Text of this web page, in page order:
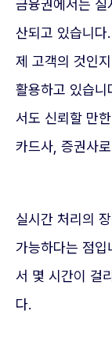
금융권에서는
산되고 있습니다
제 고객의 것인
활용하고 있습니
서도 신뢰할 만
카드사, 증권사
실시간 처리의
가능하다는 점입
서 몇 시간이 걸
다.